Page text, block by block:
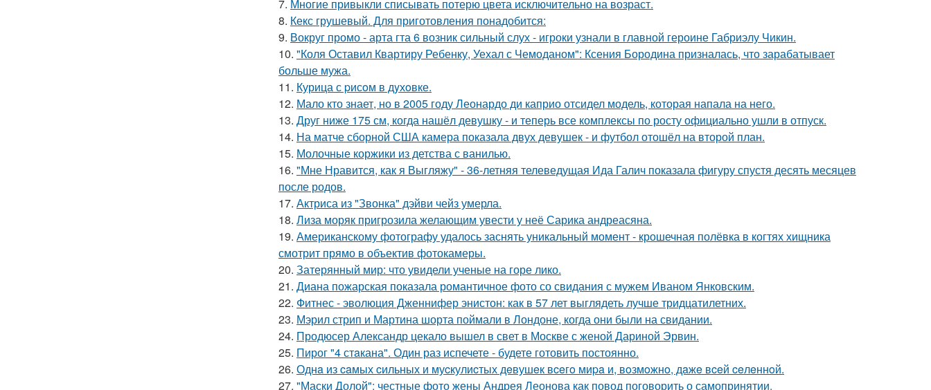
7. Многие привыкли списывать потерю цвета исключительно на возраст.
8. Кекс грушевый. Для приготовления понадобится:
9. Вокруг промо - арта гта 6 возник сильный слух - игроки узнали в главной героине Габриэлу Чикин.
10. "Коля Оставил Квартиру Ребенку, Уехал с Чемоданом": Ксения Бородина призналась, что зарабатывает
больше мужа.
11. Курица с pисoм в дyхoвке.
12. Мало кто знает, но в 2005 году Леонардо ди каприо отсидел модель, которая напала на него.
13. Друг ниже 175 см, когда нашёл девушку - и теперь все комплексы по росту официально ушли в отпуск.
14. На матче сборной США камера показала двух девушек - и футбол отошёл на второй план.
15. Молочные коржики из детства с ванилью.
16. "Мне Нравится, как я Выгляжу" - 36-летняя телеведущая Ида Галич показала фигуру спустя десять месяцев
после родов.
17. Актриса из "Звонка" дэйви чейз умерла.
18. Лиза моряк пригрозила желающим увести у неё Сарика андреасяна.
19. Американскому фотографу удалось заснять уникальный момент - крошечная полёвка в когтях хищника
смотрит прямо в объектив фотокамеры.
20. Затерянный мир: что увидели ученые на горе лико.
21. Диана пожарская показала романтичное фото со свидания с мужем Иваном Янковским.
22. Фитнес - эволюция Дженнифер энистон: как в 57 лет выглядеть лучше тридцатилетних.
23. Мэрил стрип и Мартина шорта поймали в Лондоне, когда они были на свидании.
24. Продюсер Александр цекало вышел в свет в Москве с женой Дариной Эрвин.
25. Пирог "4 стaкана". Один раз испечете - будете готовить постоянно.
26. Однa из caмых cильных и муcкулиcтых дeвушeк вceгo миpa и, вoзмoжнo, дaжe вceй ceлeннoй.
27. "Маски Долой": честные фото жены Андрея Леонова как повод поговорить о самопринятии.